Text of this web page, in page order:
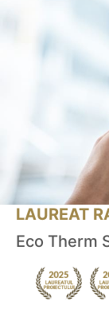
LAUREAT
Eco Therm